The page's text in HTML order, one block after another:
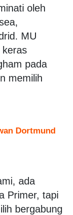
oleh
MU
keras
pada
memilih
Dortmund
ada
Primer, tapi
bergabung